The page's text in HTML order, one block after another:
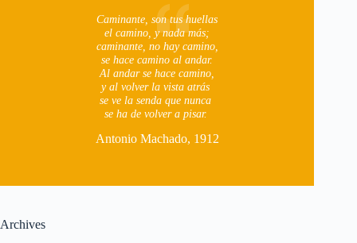
Caminante, son tus huellas
el camino, y nada más;
caminante, no hay camino,
se hace camino al andar.
Al andar se hace camino,
y al volver la vista atrás
se ve la senda que nunca
se ha de volver a pisar.
Antonio Machado, 1912
Archives